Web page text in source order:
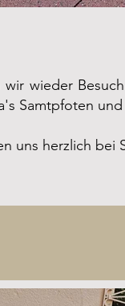
wieder
Samtpfoten
uns herzlich